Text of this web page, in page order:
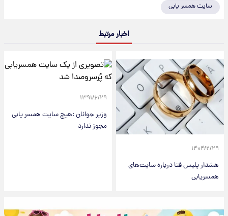
سایت همسر یابی
اخبار مرتبط
۱۴۰۴/۲/۲۹
هشدار پلیس فتا درباره سایت‌های
همسریابی
۱۳۹۱/۶/۲۹
وزیر جوانان :هیچ سایت همسر یابی
مجوز ندارد